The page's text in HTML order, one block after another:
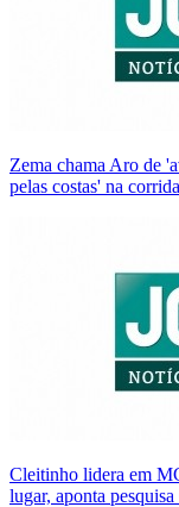
Zema chama Aro de
pelas costas' na
Cleitinho lidera em
lugar, aponta